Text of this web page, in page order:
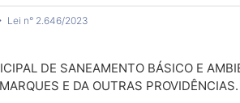
Lei n° 2.646/2023
DE SANEAMENTO BÁSICO E
E DA OUTRAS PROVIDÊNCIAS.